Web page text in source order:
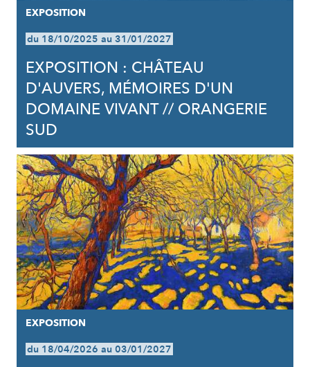
EXPOSITION
du 18/10/2025 au 31/01/2027
EXPOSITION : CHÂTEAU
D'AUVERS, MÉMOIRES D'UN
DOMAINE VIVANT // ORANGERIE
SUD
EXPOSITION
du 18/04/2026 au 03/01/2027